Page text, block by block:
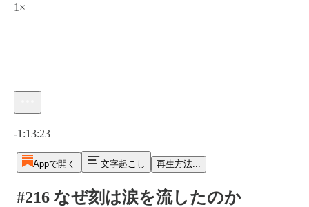
1×
-1:13:23
Appで開く 文字起こし 再生方法...
#216 なぜ刻は涙を流したのか